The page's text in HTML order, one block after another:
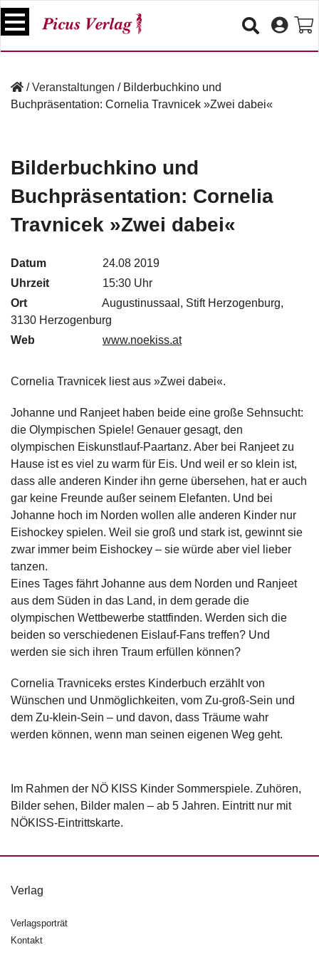
S
k
ü
h
V
r
n
t
lt
u
n
e
o
g
V
o
r
s
c
h
a
u
H
a
n
d
e
P
r
e
R
i
Ü
e
r
/ Veranstaltungen / Bilderbuchkino und
Buchpräsentation: Cornelia Travnicek »Zwei dabei«
Bilderbuchkino und
Buchpräsentation: Cornelia
Travnicek »Zwei dabei«
Datum
24.08 2019
Uhrzeit
15:30 Uhr
Ort
Augustinussaal, Stift Herzogenburg,
3130 Herzogenburg
Web
www.noekiss.at
Cornelia Travnicek liest aus »Zwei dabei«.
Johanne und Ranjeet haben beide eine große Sehnsucht:
die Olympischen Spiele! Genauer gesagt, den
olympischen Eiskunstlauf-Paartanz. Aber bei Ranjeet zu
Hause ist es viel zu warm für Eis. Und weil er so klein ist,
dass alle anderen Kinder ihn gerne übersehen, hat er auch
gar keine Freunde außer seinem Elefanten. Und bei
Johanne hoch im Norden wollen alle anderen Kinder nur
Eishockey spielen. Weil sie groß und stark ist, gewinnt sie
zwar immer beim Eishockey – sie würde aber viel lieber
tanzen.
Eines Tages fährt Johanne aus dem Norden und Ranjeet
aus dem Süden in das Land, in dem gerade die
olympischen Wettbewerbe stattfinden. Werden sich die
beiden so verschiedenen Eislauf-Fans treffen? Und
werden sie sich ihren Traum erfüllen können?
Cornelia Travniceks erstes Kinderbuch erzählt von
Wünschen und Unmöglichkeiten, vom Zu-groß-Sein und
dem Zu-klein-Sein – und davon, dass Träume wahr
werden können, wenn man seinen eigenen Weg geht.
Im Rahmen der NÖ KISS Kinder Sommerspiele. Zuhören,
Bilder sehen, Bilder malen – ab 5 Jahren. Eintritt nur mit
NÖKISS-Eintrittskarte.
Verlag
Verlagsporträt
Kontakt